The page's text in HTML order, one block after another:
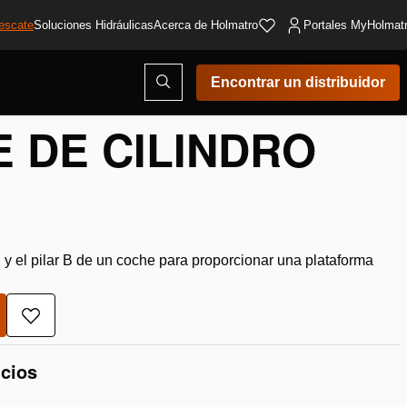
Soluciones HidráulicasAcerca de Holmatro Portales
Abrir
ventana
modal
de
Encontrar un distribuidor
DE CILINDRO
el pilar B de un coche para proporcionar una plataforma
Añadir
a
lista